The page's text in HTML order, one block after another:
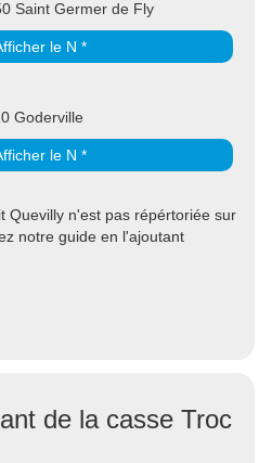
Saint Germer de Fly
le N *
Goderville
le N *
Quevilly n'est pas répértoriée sur
notre guide en l'ajoutant
de la casse Troc